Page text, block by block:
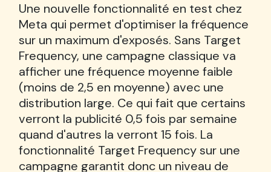
Une nouvelle fonctionnalité en test chez
Meta qui permet d'optimiser la fréquence
sur un maximum d'exposés. Sans Target
Frequency, une campagne classique va
afficher une fréquence moyenne faible
(moins de 2,5 en moyenne) avec une
distribution large. Ce qui fait que certains
verront la publicité 0,5 fois par semaine
quand d'autres la verront 15 fois. La
fonctionnalité Target Frequency sur une
campagne garantit donc un niveau de